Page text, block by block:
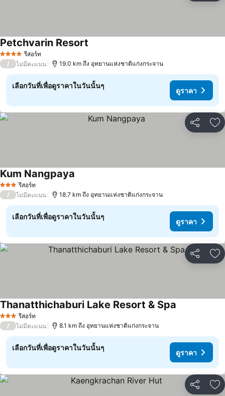
4 ดาว รีสอร์ท
Petchvarin Resort
/ ไม่มีคะแนน 19.0 km ถึง อุทยานแห่งชาติแก่งกระจาน
เลือกวันที่เพื่อดูราคาในวันนั้นๆ
ดูราคา
แชร์ เ
3 ดาว รีสอร์ท
Kum Nangpaya
/ ไม่มีคะแนน 18.7 km ถึง อุทยานแห่งชาติแก่งกระจาน
เลือกวันที่เพื่อดูราคาในวันนั้นๆ
ดูราคา
แชร์ เ
3 ดาว รีสอร์ท
Thanatthichaburi Lake Resort & Spa
/ ไม่มีคะแนน 8.1 km ถึง อุทยานแห่งชาติแก่งกระจาน
เลือกวันที่เพื่อดูราคาในวันนั้นๆ
ดูราคา
แชร์ เ